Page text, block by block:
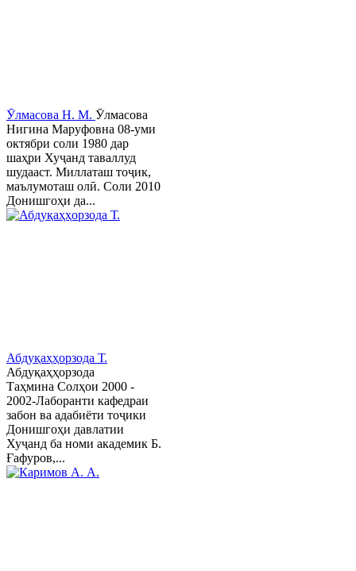
Ӯлмасова Н. М. Ӯлмасова
Нигина Маруфовна 08-уми
октябри соли 1980 дар
шаҳри Хуҷанд таваллуд
шудааст. Миллаташ тоҷик,
маълумоташ олӣ. Соли 2010
Донишгоҳи да...
Абдуқаҳҳорзода Т.
Абдуқаҳҳорзода
Таҳмина Солҳои 2000 -
2002-Лаборанти кафедраи
забон ва адабиёти тоҷики
Донишгоҳи давлатии
Хуҷанд ба номи академик Б.
Ғафуров,...